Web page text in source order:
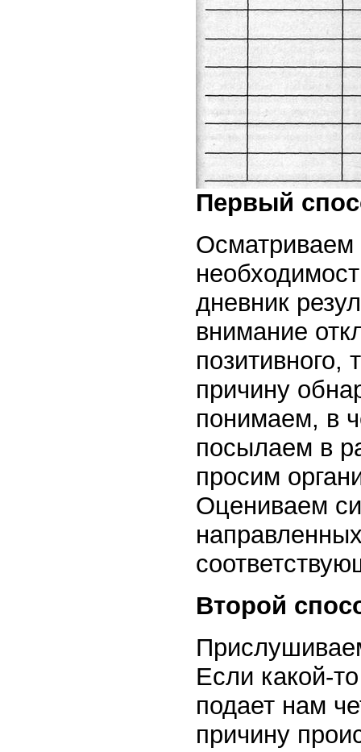
Первый
Осматриваем
дневник
внимание
позитивного,
причину
понимаем, в
посылаем в
просим
Оцениваем
Второй
Если какой-
подает нам
причину